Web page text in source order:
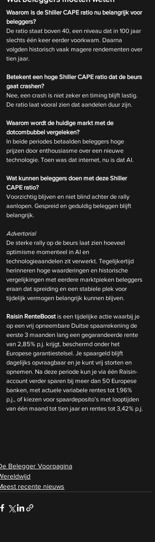
Waarom is de Shiller CAPE ratio nu belangrijk voor
beleggers?
De ratio staat boven 40, een niveau dat in 100 jaar
slechts één keer eerder voorkwam. Daarna
volgden historisch vaak magere rendementen over
tien jaar.
Betekent een hoge Shiller CAPE ratio dat de beurs
gaat crashen?
Nee, een crash is niet zeker en timing blijft lastig.
De ratio laat vooral zien dat aandelen duur zijn.
Waarom wordt de huidige markt met de
dotcombubbel vergeleken?
In beide periodes betaalden beleggers hoge
prijzen door enthousiasme over een nieuwe
technologie. Toen was dat internet, nu is dat AI.
Wat kunnen beleggers doen met deze Shiller
CAPE ratio?
Voorzichtig blijven en niet blind achter de rally
aanlopen. Gespreid en geduldig beleggen blijft
belangrijk.
Advertorial
De sterke rally op de beurs laat zien hoeveel
optimisme momenteel in AI en
technologieaandelen zit verwerkt. Tegelijkertijd
herinneren hoge waarderingen en historische
vergelijkingen met eerdere marktpieken beleggers
eraan dat spreiding en een stabiele plek voor
tijdelijk vermogen belangrijk kunnen blijven.
Raisin RenteBoost is een tijdelijke actie waarbij je
op een vrij opneembare Duitse spaarrekening de
eerste 3 maanden lang een gegarandeerde rente
van 2,85% p.j. krijgt, beschermd onder het
Europese garantiestelsel. Je spaargeld blijft
dagelijks opvraagbaar en je kunt vrij storten en
opnemen. Na deze periode kun je via één Raisin-
account verder sparen bij meer dan 50 Europese
banken, met actuele variabele rentes tot 1,96%
p.j., of kiezen voor spaardeposito’s met looptijden
van één maand tot tien jaar en rentes tot 3,42% p.j.
Belegger Voorpagina
recente nieuws